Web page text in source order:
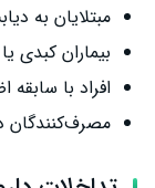
مبتلایان به
بیماران کبدی
افراد با
مصرف‌کنندگان